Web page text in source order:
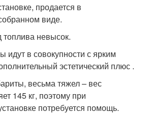
продается в
виде.
невысок.
идут в совокупности с ярким
эстетический плюс .
весьма тяжел – вес
145 кг, поэтому при
потребуется помощь.